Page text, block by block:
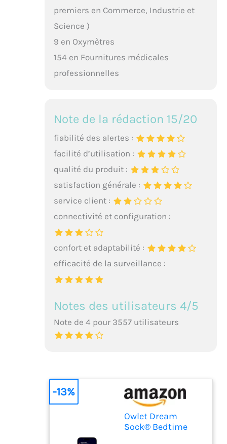
premiers en Commerce, Industrie et
Science )
9 en Oxymètres
154 en Fournitures médicales
professionnelles
Note de la rédaction 15/20
fiabilité des alertes :
facilité d’utilisation :
qualité du produit :
satisfaction générale :
service client :
connectivité et configuration :
confort et adaptabilité :
efficacité de la surveillance :
Notes des utilisateurs 4/5
Note de 4 pour 3557 utilisateurs
Owlet Dream
Sock® Bedtime
-13%